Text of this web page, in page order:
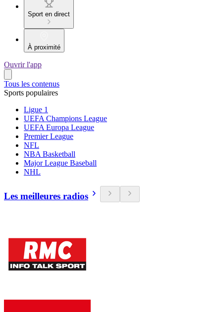
Sport en direct
À proximité
Ouvrir l'app
Tous les contenus
Sports populaires
Ligue 1
UEFA Champions League
UEFA Europa League
Premier League
NFL
NBA Basketball
Major League Baseball
NHL
Les meilleures radios